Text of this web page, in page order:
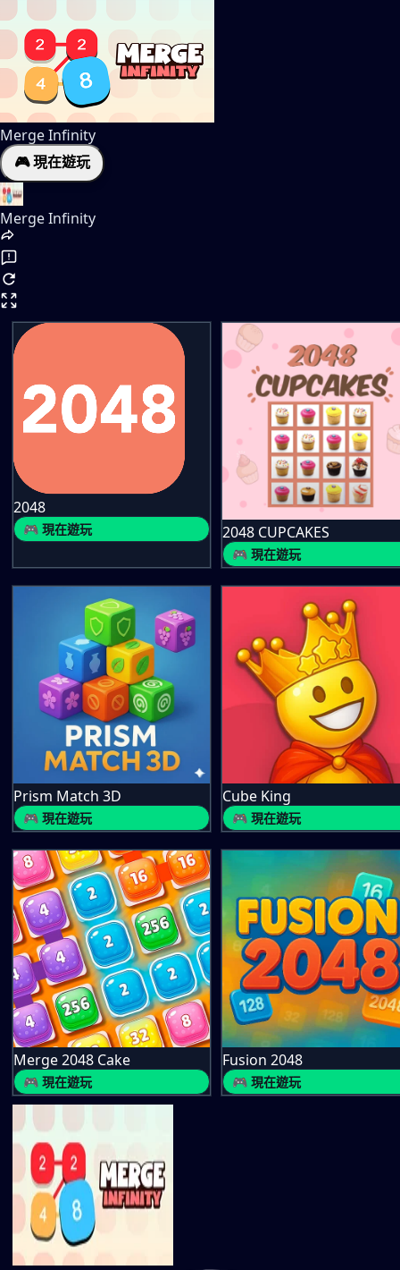
Merge Infinity
🎮 現在遊玩
Merge Infinity
2048
🎮 現在遊玩 2048 CUPCAKES
🎮 現在遊玩
Prism Match 3D
🎮 現在遊玩
Cube King
🎮 現在遊玩
Merge 2048 Cake
🎮 現在遊玩
Fusion 2048
🎮 現在遊玩